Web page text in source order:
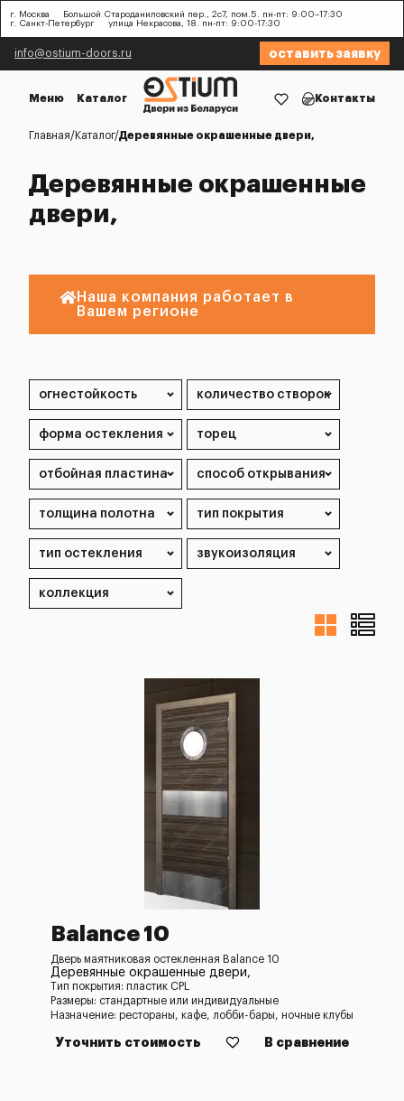
г. Москва
Большой Староданиловский пер., 2с7, пом.5. пн-пт: 9:00–17:30
г. Санкт-Петербург
улица Некрасова, 18. пн-пт: 9:00-17:30
info@ostium-doors.ru оставить заявку
Меню Каталог Контакты
Главная Каталог Деревянные окрашенные двери,
Деревянные окрашенные
двери,
Наша компания работает в
Вашем регионе
Balance 10
Дверь маятниковая остекленная Balance 10
Деревянные окрашенные двери,
Тип покрытия: пластик CPL
Размеры: стандартные или индивидуальные
Назначение: рестораны, кафе, лобби-бары, ночные клубы
Уточнить стоимость В сравнение